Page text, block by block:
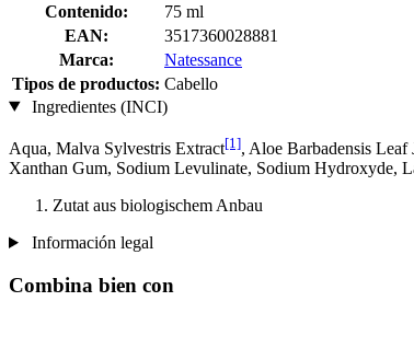
Contenido:
75 ml
EAN:
3517360028881
Marca:
Natessance
Tipos de productos: Cabello
Ingredientes (INCI)
Aqua, Malva Sylvestris Extract[1], Aloe Barbadensis Leaf
Xanthan Gum, Sodium Levulinate, Sodium Hydroxyde,
Zutat aus biologischem Anbau
Información legal
Combina bien con